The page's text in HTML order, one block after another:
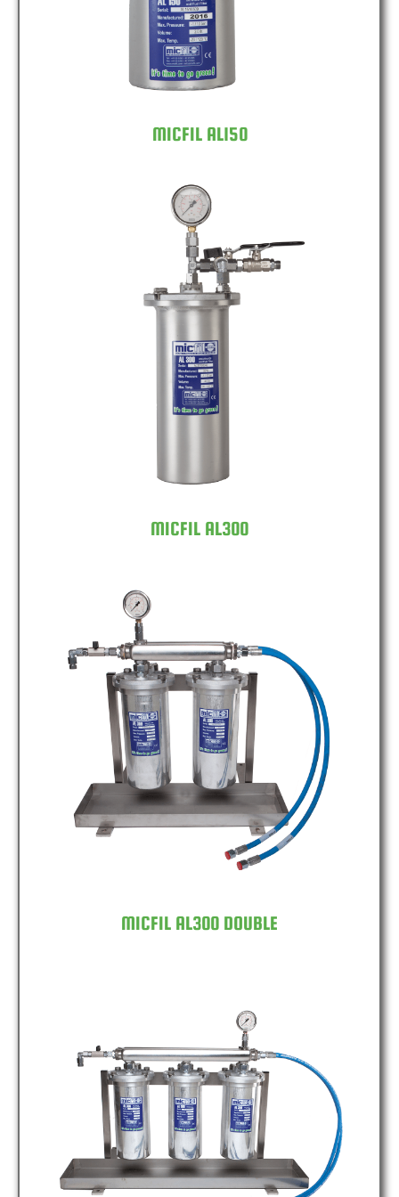
MICFIL AL150
MICFIL AL300
MICFIL AL300
MICFIL AL300 DOUBLE
MICFIL AL300 DOUBLE
MICFIL AL300 TRIPLE